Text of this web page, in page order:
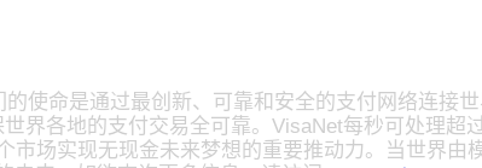
使命是通过最创新、可靠和安全的支付网络连接
界各地的支付交易全可靠。VisaNet每秒可处理超
场实现无现金未来梦想的重要推动力。当世界由